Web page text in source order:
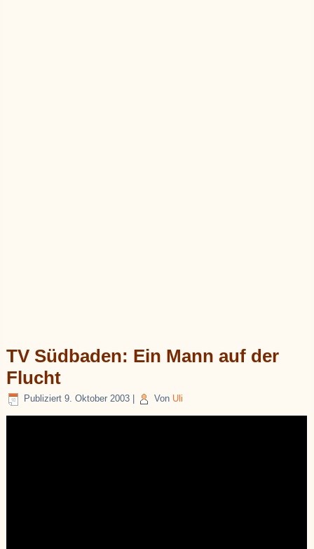
TV Südbaden: Ein Mann auf der
Flucht
Publiziert 9. Oktober 2003 Von Uli